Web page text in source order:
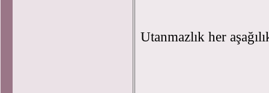
Utanmazlık her